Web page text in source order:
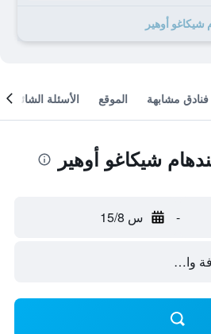
فنادق مشابهة الموقع الأسئلة الشائعة
شيكاغو أوهير
- س 15/8